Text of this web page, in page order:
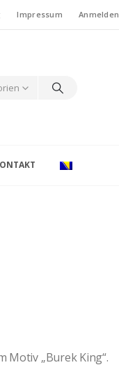
Impressum Anmelden
Motiv „Burek King“.